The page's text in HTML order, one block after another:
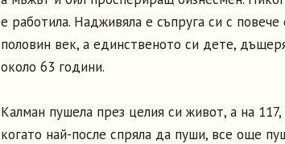
е работила. Надживяла е съпруга си с повече
половин век, а единственото си дете,
около 63 години.
Калман пушела през целия си живот, а на 117,
когато най-после спряла да пуши, все още